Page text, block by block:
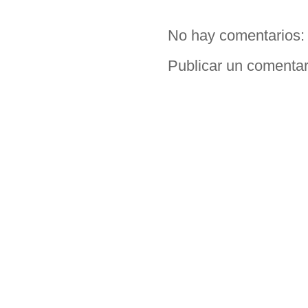
No hay comentarios:
Publicar un